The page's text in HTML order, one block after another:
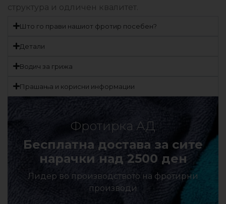
структура и одличен квалитет.
Што го прави нашиот фротир посебен?
Детали
Водич за грижа
Прашања и корисни информации
Фротирка АД
Бесплатна достава за сите
нарачки над 2500 ден
Лидер во производството на фротирни
производи